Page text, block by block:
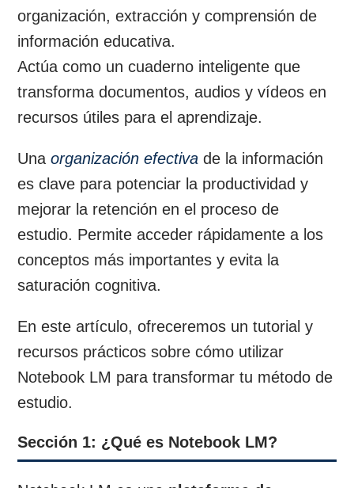
organización, extracción y comprensión de
información educativa.
Actúa como un cuaderno inteligente que
transforma documentos, audios y vídeos en
recursos útiles para el aprendizaje.
Unaorganización efectiva de la información
es clave para potenciar la productividad y
mejorar la retención en el proceso de
estudio. Permite acceder rápidamente a los
conceptos más importantes y evita la
saturación cognitiva.
En este artículo, ofreceremos un tutorial y
recursos prácticos sobre cómo utilizar
Notebook LM para transformar tu método de
estudio.
Sección 1: ¿Qué es Notebook LM?